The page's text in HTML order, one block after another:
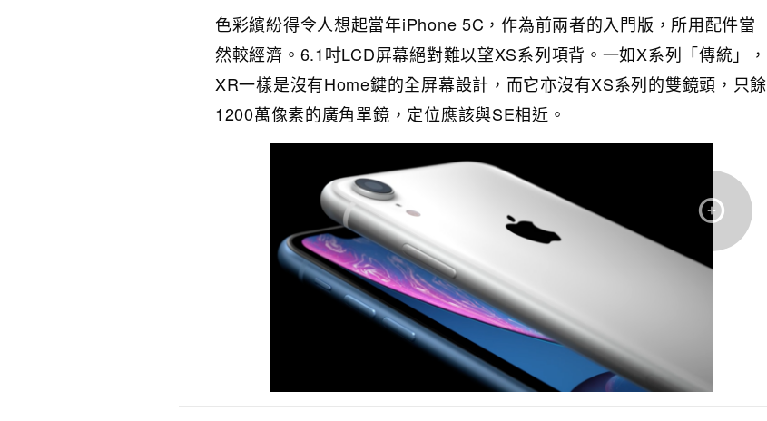
色彩繽紛得令人想起當年iPhone 5C，作為前兩者的入門版，所用配件當
然較經濟。6.1吋LCD屏幕絕對難以望XS系列項背。一如X系列「傳統」，
XR一樣是沒有Home鍵的全屏幕設計，而它亦沒有XS系列的雙鏡頭，只餘
1200萬像素的廣角單鏡，定位應該與SE相近。